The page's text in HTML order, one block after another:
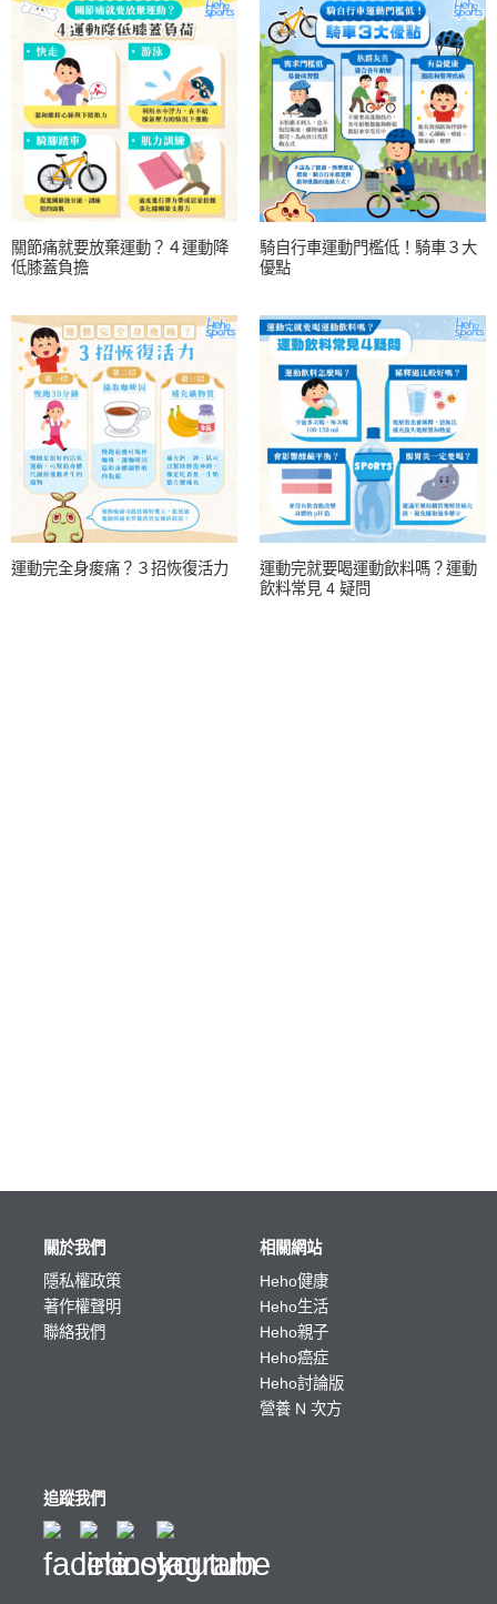
關節痛就要放棄運動？４運動降
低膝蓋負擔
騎自行車運動門檻低！騎車３大
優點
運動完全身痠痛？３招恢復活力
運動完就要喝運動飲料嗎？運動
飲料常見 4 疑問
關於我們
隱私權政策
著作權聲明
聯絡我們
相關網站
Heho健康
Heho生活
Heho親子
Heho癌症
Heho討論版
營養 N 次方
追蹤我們